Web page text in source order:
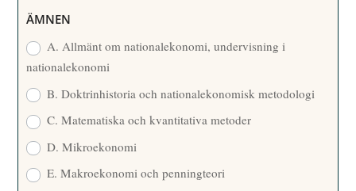
ÄMNEN
A. Allmänt om nationalekonomi, undervisning i
nationalekonomi
B. Doktrinhistoria och nationalekonomisk metodologi
C. Matematiska och kvantitativa metoder
D. Mikroekonomi
E. Makroekonomi och penningteori